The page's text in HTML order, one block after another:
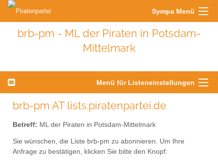
Sympa Menü
brb-pm - ML der Piraten in Potsdam-
Mittelmark
Menü für Listeneinstellungen
brb-pm AT lists.piratenpartei.de
Betreff: ML der Piraten in Potsdam-Mittelmark
Sie wünschen, die Liste brb-pm zu abonnieren. Um Ihre
Anfrage zu bestätigen, klicken Sie bitte den Knopf: